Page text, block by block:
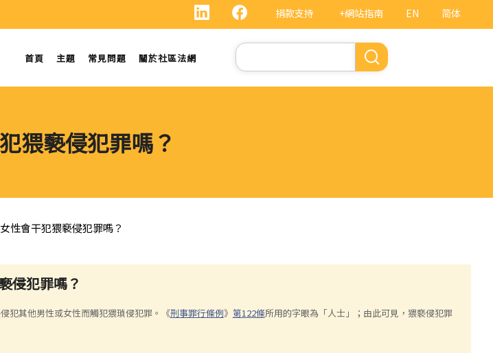
EN 简体
捐款支持 +網站指南
首頁 主題 常見問題 關於社區法網
Search
猥褻侵犯罪嗎？
性會干犯猥褻侵犯罪嗎？
侵犯罪嗎？
犯其他男性或女性而觸犯猥瑣侵犯罪。《刑事罪行條例》 第122條所用的字眼為「人士」；由此可見，猥褻侵犯罪